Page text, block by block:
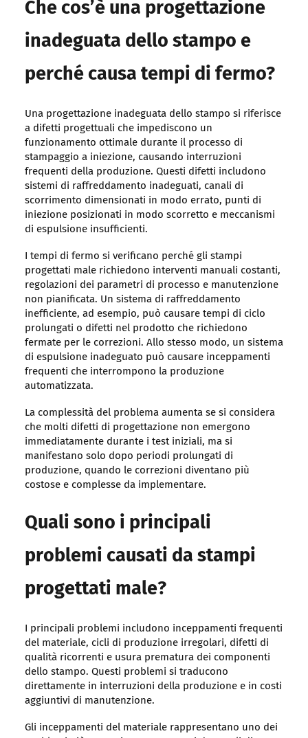
Che cos’è una progettazione
inadeguata dello stampo e
perché causa tempi di fermo?
Una progettazione inadeguata dello stampo si riferisce
a difetti progettuali che impediscono un
funzionamento ottimale durante il processo di
stampaggio a iniezione, causando interruzioni
frequenti della produzione. Questi difetti includono
sistemi di raffreddamento inadeguati, canali di
scorrimento dimensionati in modo errato, punti di
iniezione posizionati in modo scorretto e meccanismi
di espulsione insufficienti.
I tempi di fermo si verificano perché gli stampi
progettati male richiedono interventi manuali costanti,
regolazioni dei parametri di processo e manutenzione
non pianificata. Un sistema di raffreddamento
inefficiente, ad esempio, può causare tempi di ciclo
prolungati o difetti nel prodotto che richiedono
fermate per le correzioni. Allo stesso modo, un sistema
di espulsione inadeguato può causare inceppamenti
frequenti che interrompono la produzione
automatizzata.
La complessità del problema aumenta se si considera
che molti difetti di progettazione non emergono
immediatamente durante i test iniziali, ma si
manifestano solo dopo periodi prolungati di
produzione, quando le correzioni diventano più
costose e complesse da implementare.
Quali sono i principali
problemi causati da stampi
progettati male?
I principali problemi includono inceppamenti frequenti
del materiale, cicli di produzione irregolari, difetti di
qualità ricorrenti e usura prematura dei componenti
dello stampo. Questi problemi si traducono
direttamente in interruzioni della produzione e in costi
aggiuntivi di manutenzione.
Gli inceppamenti del materiale rappresentano uno dei